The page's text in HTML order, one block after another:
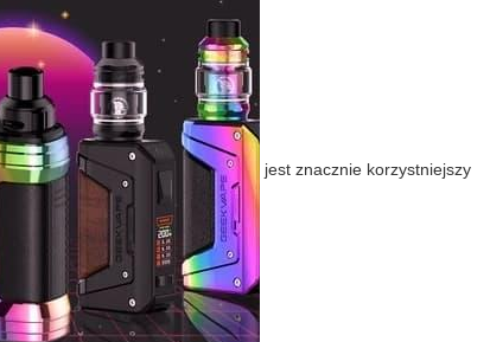
jest znacznie korzystniejszy